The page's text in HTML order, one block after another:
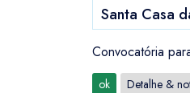
Santa Casa
Convocatória
ok Detalhe &